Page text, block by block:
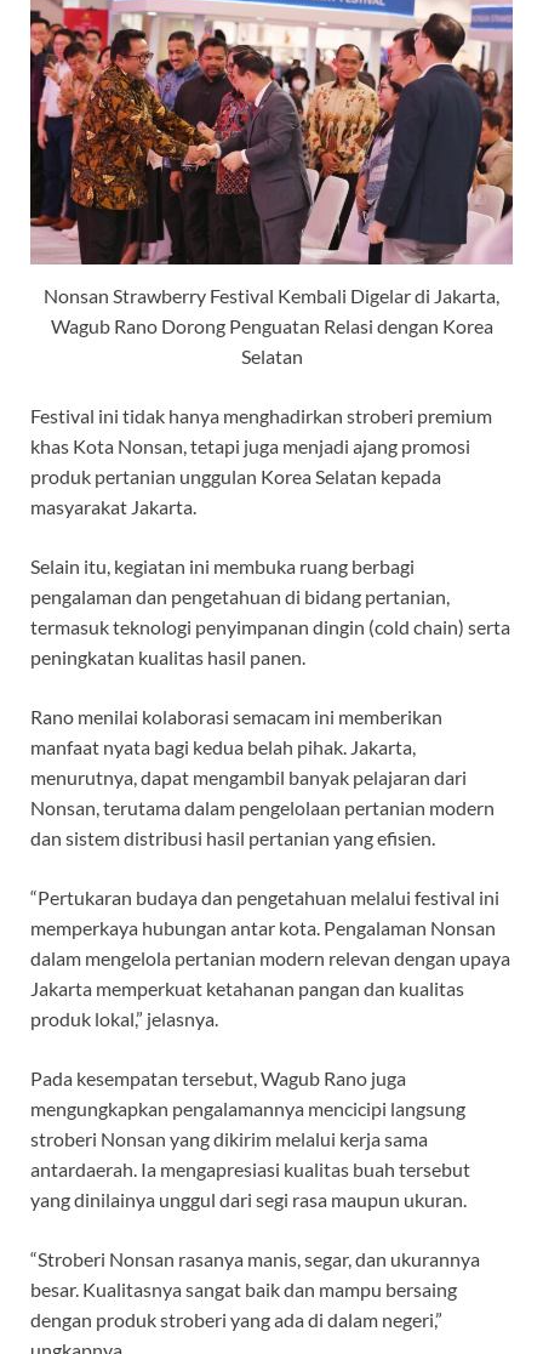
Nonsan Strawberry Festival Kembali Digelar di Jakarta,
Wagub Rano Dorong Penguatan Relasi dengan Korea
Selatan
Festival ini tidak hanya menghadirkan stroberi premium
khas Kota Nonsan, tetapi juga menjadi ajang promosi
produk pertanian unggulan Korea Selatan kepada
masyarakat Jakarta.
Selain itu, kegiatan ini membuka ruang berbagi
pengalaman dan pengetahuan di bidang pertanian,
termasuk teknologi penyimpanan dingin (cold chain) serta
peningkatan kualitas hasil panen.
Rano menilai kolaborasi semacam ini memberikan
manfaat nyata bagi kedua belah pihak. Jakarta,
menurutnya, dapat mengambil banyak pelajaran dari
Nonsan, terutama dalam pengelolaan pertanian modern
dan sistem distribusi hasil pertanian yang efisien.
“Pertukaran budaya dan pengetahuan melalui festival ini
memperkaya hubungan antar kota. Pengalaman Nonsan
dalam mengelola pertanian modern relevan dengan upaya
Jakarta memperkuat ketahanan pangan dan kualitas
produk lokal,” jelasnya.
Pada kesempatan tersebut, Wagub Rano juga
mengungkapkan pengalamannya mencicipi langsung
stroberi Nonsan yang dikirim melalui kerja sama
antardaerah. Ia mengapresiasi kualitas buah tersebut
yang dinilainya unggul dari segi rasa maupun ukuran.
“Stroberi Nonsan rasanya manis, segar, dan ukurannya
besar. Kualitasnya sangat baik dan mampu bersaing
dengan produk stroberi yang ada di dalam negeri,”